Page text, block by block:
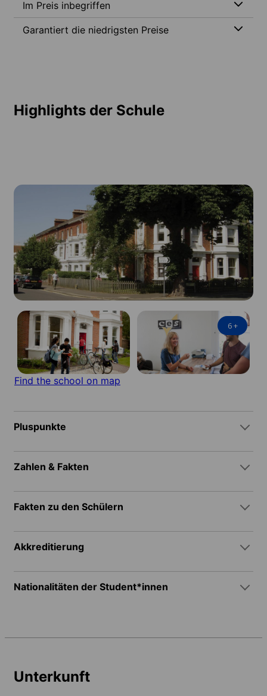
Im Preis inbegriffen
Garantiert die niedrigsten Preise
Highlights der Schule
6+
Find the school on map
Pluspunkte
Zahlen & Fakten
Fakten zu den Schülern
Akkreditierung
Nationalitäten der Student*innen
Unterkunft